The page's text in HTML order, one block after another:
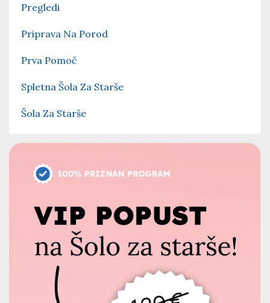
Pregledi
Priprava Na Porod
Prva Pomoč
Spletna Šola Za Starše
Šola Za Starše